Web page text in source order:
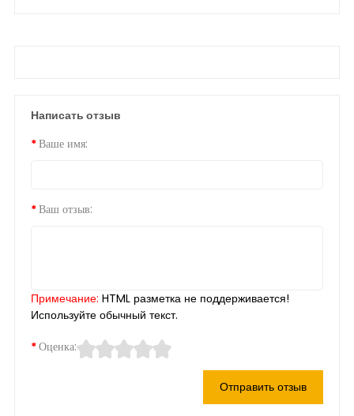
Написать отзыв
Ваше имя:
Ваш отзыв:
Примечание: HTML разметка не поддерживается!
Используйте обычный текст.
Оценка:
Отправить отзыв